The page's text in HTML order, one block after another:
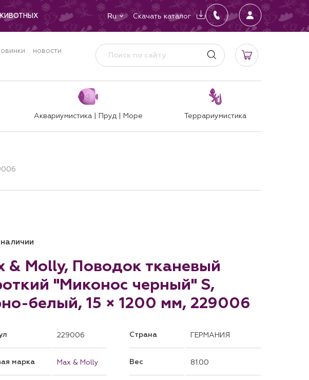
Ru Скачать каталог
НОВОСТИ
Аквариумистика | Пруд | Море Террариумистика
& Molly, Поводок тканевый
"Миконос черный" S,
белый, 15 × 1200 мм, 229006
229006
марка Max & Molly
Страна ГЕРМАНИЯ
Вес 81.00